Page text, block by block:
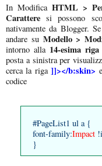
In Modifica HTML >
Carattere si possono
nativamente da Blogger.
andare su Modello >
intorno alla 14-esima riga
posta a sinistra per
cerca la riga]]></b:skin>
codice
#PageList1 ul a {
font-family:Impact
}